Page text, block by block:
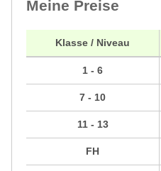
Meine Preise
Klasse / Niveau
1 - 6
7 - 10
11 - 13
FH